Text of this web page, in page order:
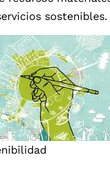
sostenibles.